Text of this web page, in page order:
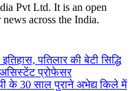
Pvt Ltd. It is an open
across the India.
पतिलार की बेटी सिद्धि
असिस्टेंट प्रोफेसर
के 30 साल पुराने अभेद्य किले में